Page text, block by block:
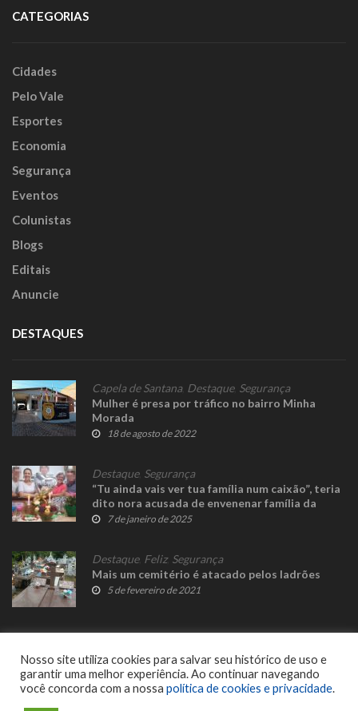
CATEGORIAS
Cidades
Pelo Vale
Esportes
Economia
Segurança
Eventos
Colunistas
Blogs
Editais
Anuncie
DESTAQUES
Capela de Santana, Destaque, Segurança
Mulher é presa por tráfico no bairro Minha
Morada
18 de agosto de 2022
Destaque, Segurança
“Tu ainda vais ver tua família num caixão”, teria
dito nora acusada de envenenar família da
sogra7 de janeiro de 2025
Destaque, Feliz, Segurança
Mais um cemitério é atacado pelos ladrões
5 de fevereiro de 2021
Nosso site utiliza cookies para salvar seu histórico de uso e
garantir uma melhor experiência. Ao continuar navegando
você concorda com a nossa política de cookies e privacidade.